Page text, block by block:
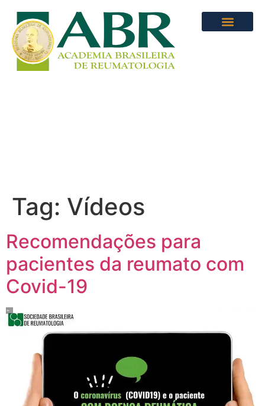
Tag: Vídeos
Recomendações para
pacientes da reumato com
Covid-19